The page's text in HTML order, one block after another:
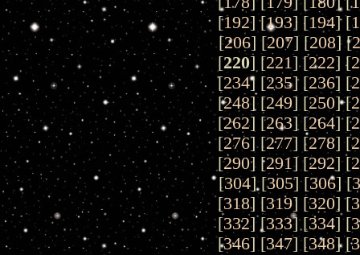
[192] [193] [194] [
[206] [207] [208] [
[220] [221] [222] [
[234] [235] [236] [
[248] [249] [250] [
[262] [263] [264] [
[276] [277] [278] [
[290] [291] [292] [
[304] [305] [306] [
[318] [319] [320] [
[332] [333] [334] [
[346] [347] [348] [